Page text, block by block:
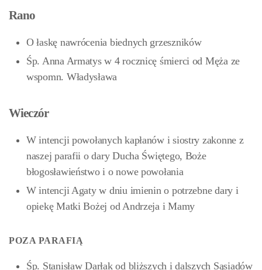
Rano
O łaskę nawrócenia biednych grzeszników
Śp. Anna Armatys w 4 rocznicę śmierci od Męża ze
wspomn. Władysława
Wieczór
W intencji powołanych kapłanów i siostry zakonne z
naszej parafii o dary Ducha Świętego, Boże
błogosławieństwo i o nowe powołania
W intencji Agaty w dniu imienin o potrzebne dary i
opiekę Matki Bożej od Andrzeja i Mamy
POZA PARAFIĄ
Śp. Stanisław Darłak od bliższych i dalszych Sąsiadów